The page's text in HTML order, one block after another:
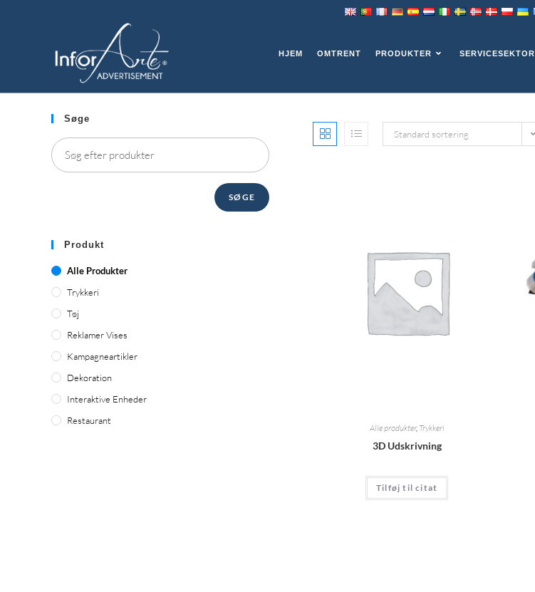
HJEM OMTRENT PRODUKTER SERVICESEKTOR
ALLE PRODUKTER
Standard sortering
Alle produkter, Trykkeri
3D Udskrivning
Tilføj til citat
Søge
SØGE
Produkt
Alle Produkter
Trykkeri
Tøj
Reklamer Vises
Kampagneartikler
Dekoration
Interaktive Enheder
Restaurant